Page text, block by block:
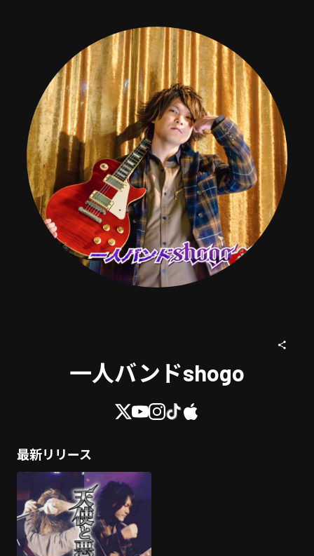
一人バンドshogo
最新リリース